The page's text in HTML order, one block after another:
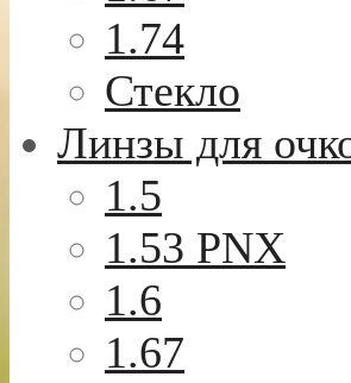
1.74
Стекло
Линзы для
1.5
1.53 PNX
1.6
1.67